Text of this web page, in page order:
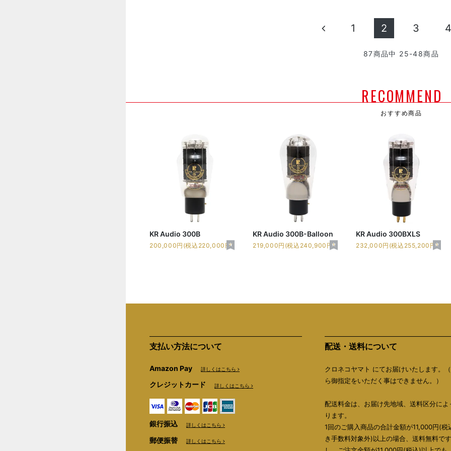
1 2 3 4
87商品中 25-48商品
RECOMMEND
おすすめ商品
KR Audio 300B
200,000円(税込220,000円)
KR Audio 300B-Balloon
219,000円(税込240,900円)
KR Audio 300BXLS
232,000円(税込255,200円)
支払い方法について
Amazon Pay 詳しくはこちら
クレジットカード 詳しくはこちら
銀行振込 詳しくはこちら
郵便振替 詳しくはこちら
配送・送料について
クロネコヤマト にてお届けいたします。
ら御指定をいただく事はできません。）
配送料金は、お届け先地域、送料区分によ
ります。
1回のご購入商品の合計金額が11,000円(税
き手数料対象外)以上の場合、送料無料で